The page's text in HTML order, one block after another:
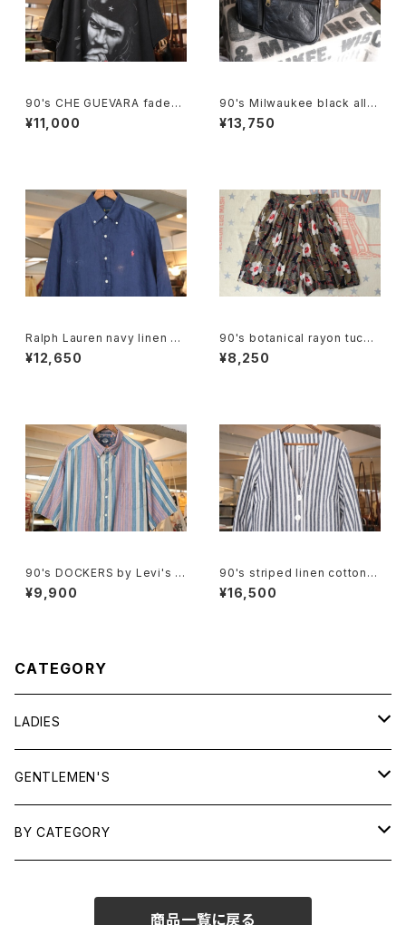
90's CHE GUEVARA fade-b
lack cotton photo print Te
e
¥11,000
90's Milwaukee black all-l
eather fanny Pack
¥13,750
Ralph Lauren navy linen B.
D. Shirt
¥12,650
90's botanical rayon tucke
d Culottes
¥8,250
90's DOCKERS by Levi's m
ulti-stripe and botanical S
hirt
¥9,900
90's striped linen cotton V
-neck Jacket
¥16,500
CATEGORY
LADIES
TOPS
SHIRTS
OUTERWEAR
GENTLEMEN'S
TOPS
BY CATEGORY
商品一覧に戻る